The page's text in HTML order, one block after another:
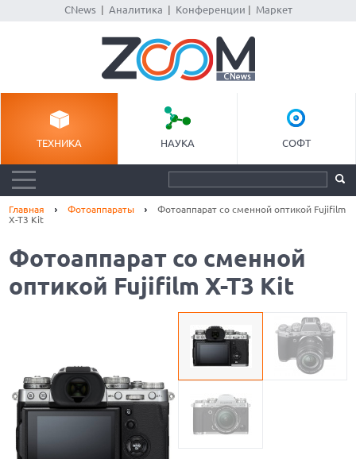
CNews| Аналитика Конференции Маркет
ТЕХНИКА НАУКА СОФТ
Главная Фотоаппараты
Фотоаппарат со сменной оптикой Fujifilm
X-T3 Kit
Фотоаппарат со сменной
оптикой Fujifilm X-T3 Kit